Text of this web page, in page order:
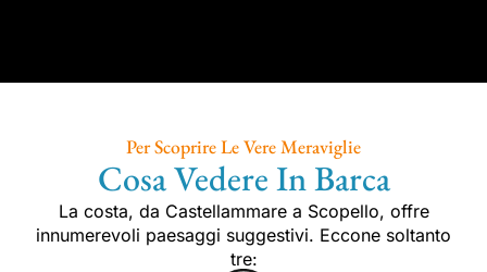
Per Scoprire Le Vere Meraviglie
Cosa Vedere In Barca
La costa, da Castellammare a Scopello, offre
innumerevoli paesaggi suggestivi. Eccone soltanto
tre: